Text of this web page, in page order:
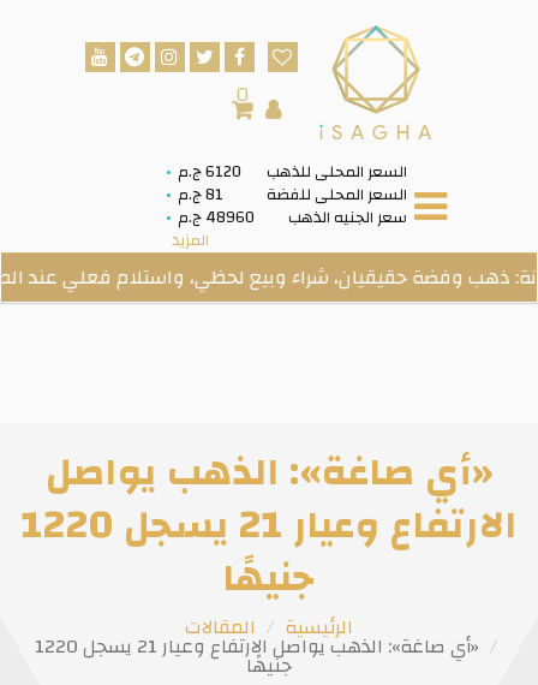
السعر المحلى للذهب 6120 ج.م
السعر المحلى للفضة 81 ج.م
سعر الجنيه الذهب 48960 ج.م
المزيد
0
حقيقيان، شراء وبيع لحظي، واستلام فعلي عند الطلب.
«أي صاغة»: الذهب يواصل
الارتفاع وعيار 21 يسجل 1220
جنيهًا
الرئيسية المقالات
«أي صاغة»: الذهب يواصل الارتفاع وعيار 21 يسجل 1220
جنيهًا